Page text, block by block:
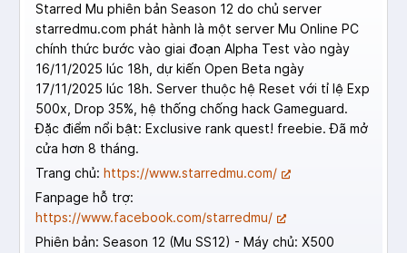
Starred Mu phiên bản Season 12 do chủ server
starredmu.com phát hành là một server Mu Online PC
chính thức bước vào giai đoạn Alpha Test vào ngày
16/11/2025 lúc 18h, dự kiến Open Beta ngày
17/11/2025 lúc 18h. Server thuộc hệ Reset với tỉ lệ Exp
500x, Drop 35%, hệ thống chống hack Gameguard.
Đặc điểm nổi bật: Exclusive rank quest! freebie. Đã mở
cửa hơn 8 tháng.
Trang chủ: https://www.starredmu.com/
Fanpage hỗ trợ:
https://www.facebook.com/starredmu/
Phiên bản: Season 12 (Mu SS12) - Máy chủ: X500